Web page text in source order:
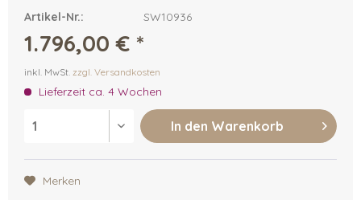
Artikel-Nr.: SW10936
1.796,00 € *
inkl. MwSt. zzgl. Versandkosten
Lieferzeit ca. 4 Wochen
In den Warenkorb
Merken